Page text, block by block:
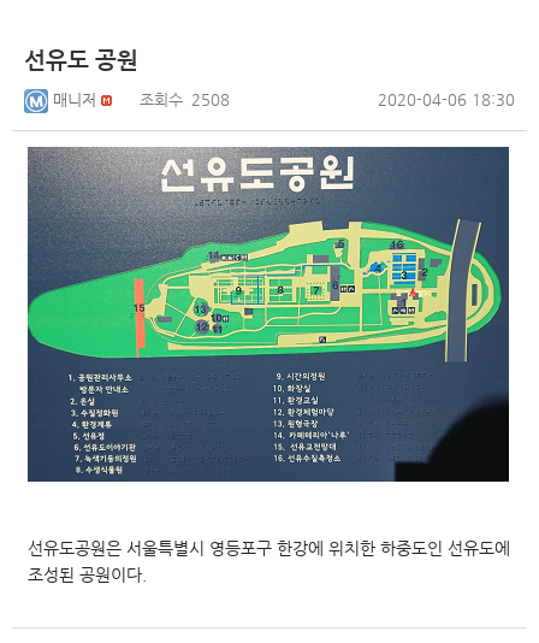
선유도 공원
매니저 조회수 2508 2020-04-06 18:30
선유도공원은 서울특별시 영등포구 한강에 위치한 하중도인 선유도에
조성된 공원이다.